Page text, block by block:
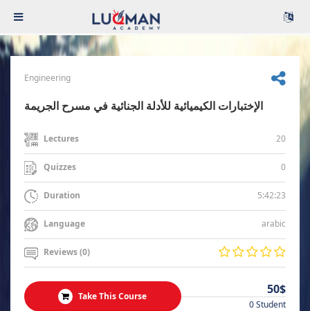
Engineering
الإختبارات الكيميائية للأدلة الجنائية في مسرح الجريمة
Lectures 20
Quizzes 0
Duration 5:42:23
Language arabic
Reviews (0)
Take This Course 50$
0 Student